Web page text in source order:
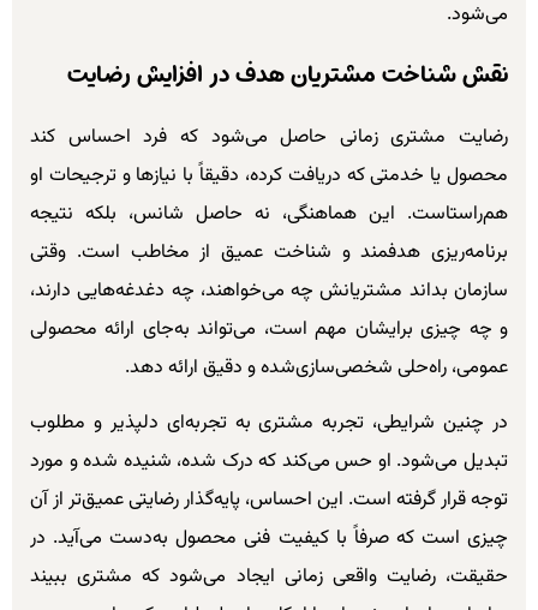
می‌شود.
نقش شناخت مشتریان هدف در افزایش رضایت
رضایت مشتری زمانی حاصل می‌شود که فرد احساس کند
محصول یا خدمتی که دریافت کرده، دقیقاً با نیازها و ترجیحات او
هم‌راستاست. این هماهنگی، نه حاصل شانس، بلکه نتیجه
برنامه‌ریزی هدفمند و شناخت عمیق از مخاطب است. وقتی
سازمان بداند مشتریانش چه می‌خواهند، چه دغدغه‌هایی دارند،
و چه چیزی برایشان مهم است، می‌تواند به‌جای ارائه محصولی
عمومی، راه‌حلی شخصی‌سازی‌شده و دقیق ارائه دهد.
در چنین شرایطی، تجربه مشتری به تجربه‌ای دلپذیر و مطلوب
تبدیل می‌شود. او حس می‌کند که درک شده، شنیده شده و مورد
توجه قرار گرفته است. این احساس، پایه‌گذار رضایتی عمیق‌تر از آن
چیزی است که صرفاً با کیفیت فنی محصول به‌دست می‌آید. در
حقیقت، رضایت واقعی زمانی ایجاد می‌شود که مشتری ببیند